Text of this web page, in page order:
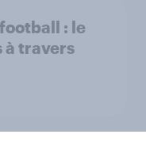
: le
à travers